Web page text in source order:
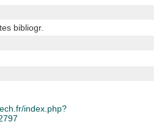
bibliogr.
index.php?